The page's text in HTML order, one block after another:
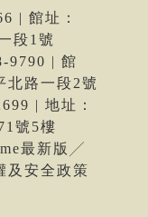
| 館址：
段1號
9790 | 館
北路一段2號
| 地址：
號5樓
最新版╱
及安全政策